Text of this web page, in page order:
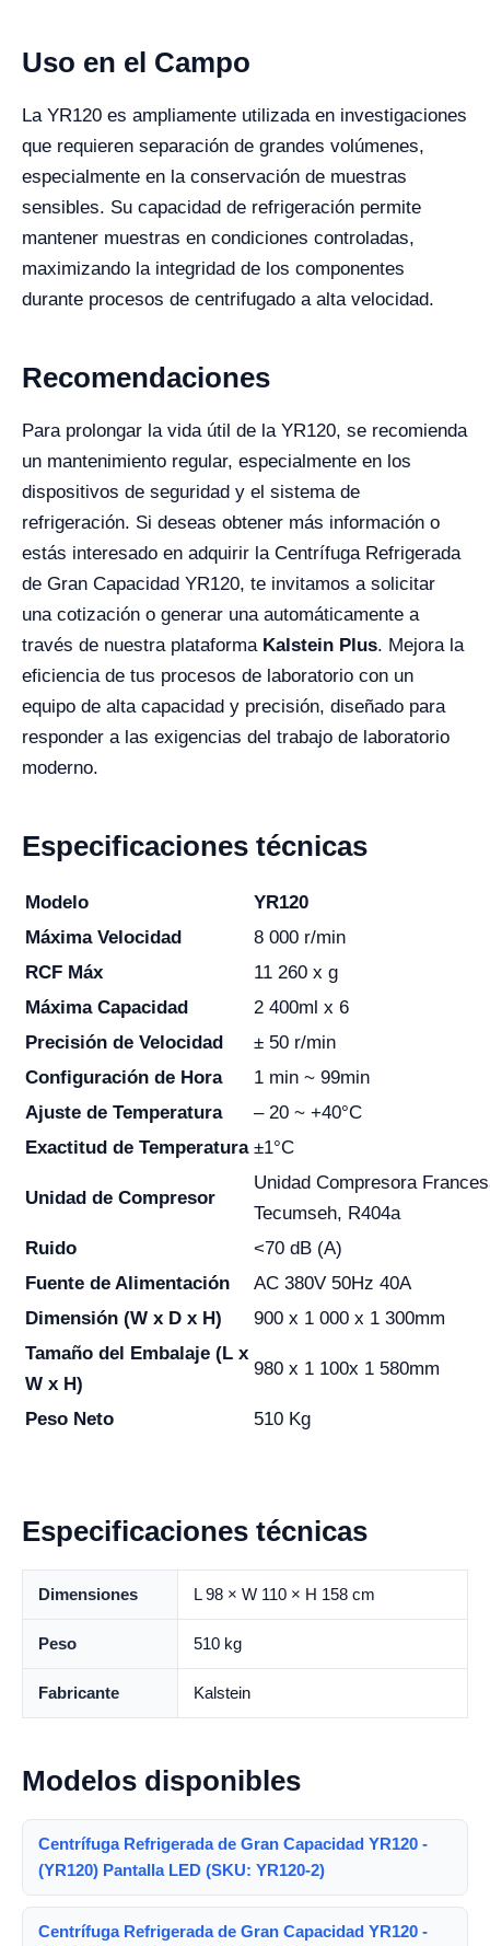
Uso en el Campo
La YR120 es ampliamente utilizada en investigaciones
que requieren separación de grandes volúmenes,
especialmente en la conservación de muestras
sensibles. Su capacidad de refrigeración permite
mantener muestras en condiciones controladas,
maximizando la integridad de los componentes
durante procesos de centrifugado a alta velocidad.
Recomendaciones
Para prolongar la vida útil de la YR120, se recomienda
un mantenimiento regular, especialmente en los
dispositivos de seguridad y el sistema de
refrigeración. Si deseas obtener más información o
estás interesado en adquirir la Centrífuga Refrigerada
de Gran Capacidad YR120, te invitamos a solicitar
una cotización o generar una automáticamente a
través de nuestra plataforma Kalstein Plus. Mejora la
eficiencia de tus procesos de laboratorio con un
equipo de alta capacidad y precisión, diseñado para
responder a las exigencias del trabajo de laboratorio
moderno.
Especificaciones técnicas
Modelo
YR120
Máxima Velocidad
8 000 r/min
RCF Máx
11 260 x g
Máxima Capacidad
2 400ml x 6
Precisión de Velocidad
± 50 r/min
Configuración de Hora
1 min ~ 99min
Ajuste de Temperatura
– 20 ~ +40°C
Exactitud de Temperatura ±1°C
Unidad de Compresor
Unidad Compresora
Tecumseh, R404a
Ruido
<70 dB (A)
Fuente de Alimentación
AC 380V 50Hz 40A
Dimensión (W x D x H)
900 x 1 000 x 1 300mm
Tamaño del Embalaje (L x
W x H)
980 x 1 100x 1 580mm
Peso Neto 510 Kg
Especificaciones técnicas
Dimensiones L 98 × W 110 × H 158 cm
Peso 510 kg
Fabricante Kalstein
Modelos disponibles
Centrífuga Refrigerada de Gran Capacidad YR120 -
(YR120) Pantalla LED (SKU: YR120-2)
Centrífuga Refrigerada de Gran Capacidad YR120 -